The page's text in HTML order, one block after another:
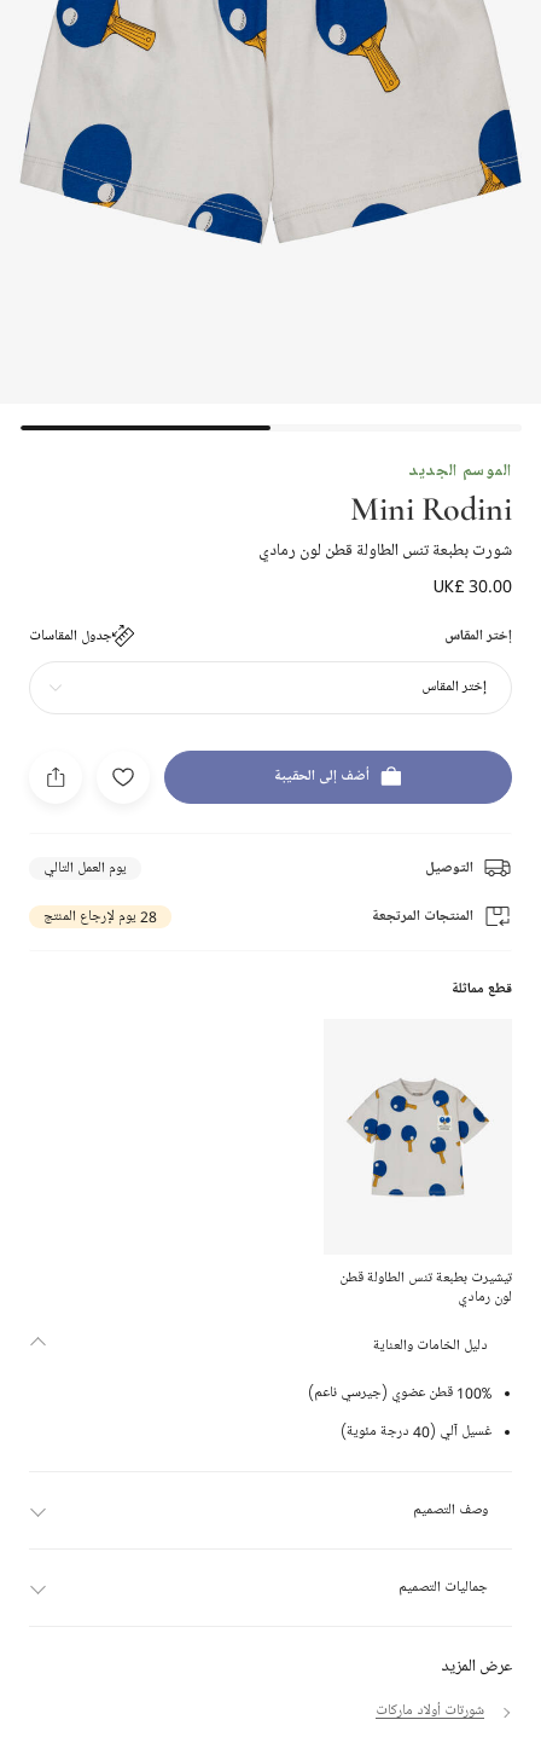
الموسم الجديد
Mini Rodini
شورت بطبعة تنس الطاولة قطن لون رمادي
UK£ 30.00
إختر المقاس جدول المقاسات
إختر المقاس
أضف إلى الحقيبة
التوصيل يوم العمل التالي
المنتجات المرتجعة 28 يوم لإرجاع المنتج
قطع مماثلة
تيشيرت بطبعة تنس الطاولة قطن
لون رمادي
عرض المزيد
شورتات أولاد ماركات
دليل الخامات والعناية
100% قطن عضوي (جيرسي ناعم)
غسيل آلي (40 درجة مئوية)
وصف التصميم
جماليات التصميم